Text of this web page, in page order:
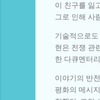
이 친구를 잃
그로 인해 사
기술적으로
현은 전쟁 관
한 다큐멘터
이야기의 반
평화의 메시